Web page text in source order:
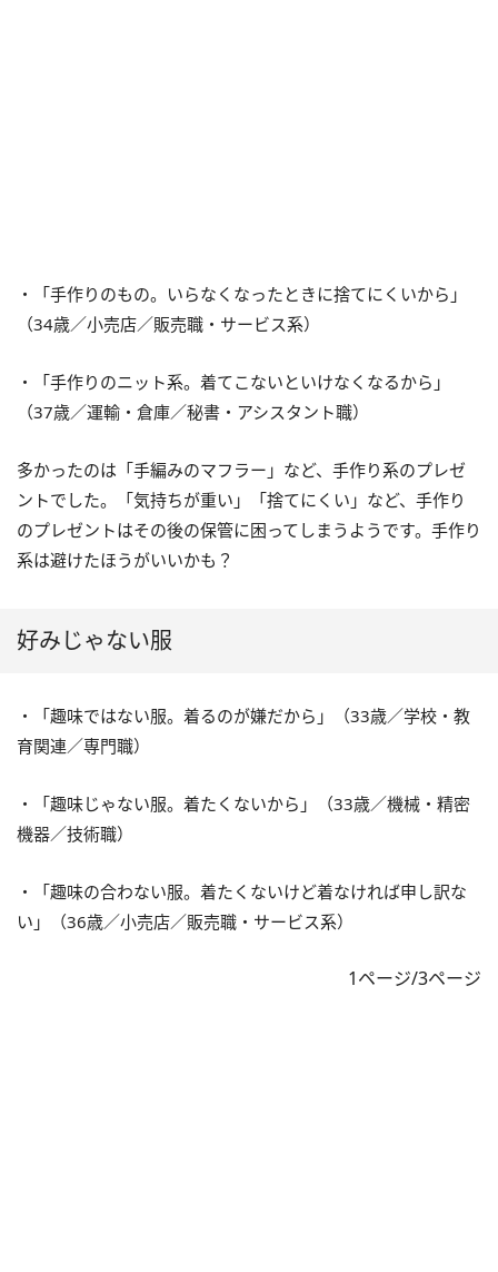
・「手作りのもの。いらなくなったときに捨てにくいから」
（34歳／小売店／販売職・サービス系）
・「手作りのニット系。着てこないといけなくなるから」
（37歳／運輸・倉庫／秘書・アシスタント職）
多かったのは「手編みのマフラー」など、手作り系のプレゼ
ントでした。「気持ちが重い」「捨てにくい」など、手作り
のプレゼントはその後の保管に困ってしまうようです。手作り
系は避けたほうがいいかも？
好みじゃない服
・「趣味ではない服。着るのが嫌だから」（33歳／学校・教
育関連／専門職）
・「趣味じゃない服。着たくないから」（33歳／機械・精密
機器／技術職）
・「趣味の合わない服。着たくないけど着なければ申し訳な
い」（36歳／小売店／販売職・サービス系）
1ページ/3ページ